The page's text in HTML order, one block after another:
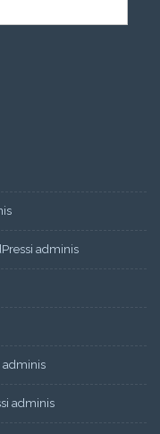
adminis
adminis
adminis